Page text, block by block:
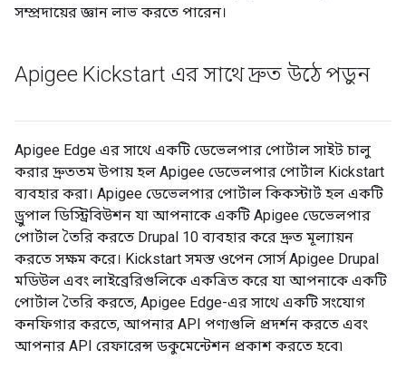
সম্প্রদায়ের জ্ঞান লাভ করতে পারেন।
Apigee Kickstart এর সাথে দ্রুত উঠে পড়ুন
Apigee Edge এর সাথে একটি ডেভেলপার পোর্টাল সাইট চালু
করার দ্রুততম উপায় হল Apigee ডেভেলপার পোর্টাল Kickstart
ব্যবহার করা। Apigee ডেভেলপার পোর্টাল কিকস্টার্ট হল একটি
ড্রুপাল ডিস্ট্রিবিউশন যা আপনাকে একটি Apigee ডেভেলপার
পোর্টাল তৈরি করতে Drupal 10 ব্যবহার করে দ্রুত মূল্যায়ন
করতে সক্ষম করে। Kickstart সমস্ত ওপেন সোর্স Apigee Drupal
মডিউল এবং লাইব্রেরিগুলিকে একত্রিত করে যা আপনাকে একটি
পোর্টাল তৈরি করতে, Apigee Edge-এর সাথে একটি সংযোগ
কনফিগার করতে, আপনার API পণ্যগুলি প্রদর্শন করতে এবং
আপনার API রেফারেন্স ডকুমেন্টেশন প্রকাশ করতে হবে৷